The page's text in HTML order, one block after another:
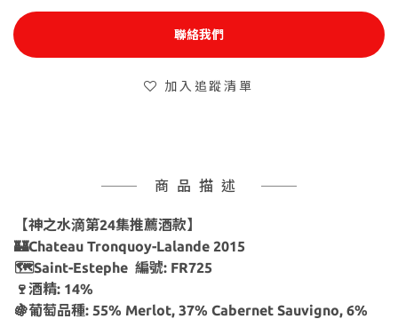
聯絡我們
加入追蹤清單
商品描述
【神之水滴第24集推薦酒款】
🏰Chateau Tronquoy-Lalande 2015
🗺Saint-Estephe 編號: FR725
🍷酒精: 14%
🍇葡萄品種: 55% Merlot, 37% Cabernet Sauvigno, 6%